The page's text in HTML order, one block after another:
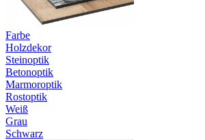
Farbe
Holzdekor
Steinoptik
Betonoptik
Marmoroptik
Rostoptik
Weiß
Grau
Schwarz